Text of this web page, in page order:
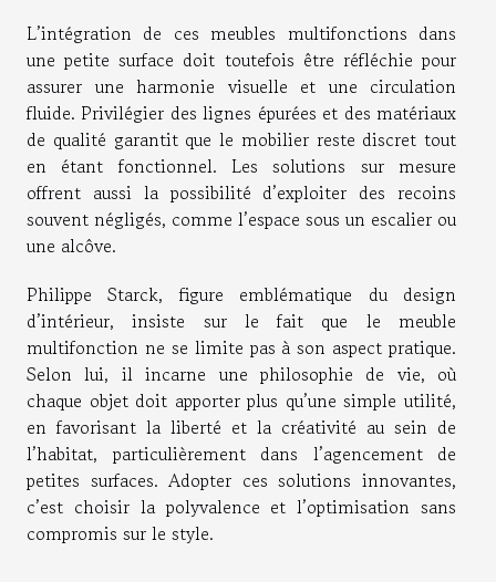
L’intégration de ces meubles multifonctions dans
une petite surface doit toutefois être réfléchie pour
assurer une harmonie visuelle et une circulation
fluide. Privilégier des lignes épurées et des matériaux
de qualité garantit que le mobilier reste discret tout
en étant fonctionnel. Les solutions sur mesure
offrent aussi la possibilité d’exploiter des recoins
souvent négligés, comme l’espace sous un escalier ou
une alcôve.
Philippe Starck, figure emblématique du design
d’intérieur, insiste sur le fait que le meuble
multifonction ne se limite pas à son aspect pratique.
Selon lui, il incarne une philosophie de vie, où
chaque objet doit apporter plus qu’une simple utilité,
en favorisant la liberté et la créativité au sein de
l’habitat, particulièrement dans l’agencement de
petites surfaces. Adopter ces solutions innovantes,
c’est choisir la polyvalence et l’optimisation sans
compromis sur le style.